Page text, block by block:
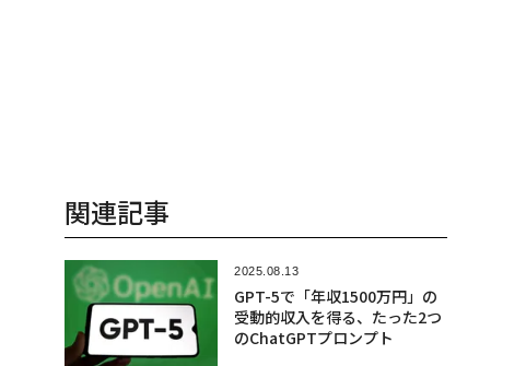
関連記事
2025.08.13
GPT-5で「年収1500万円」の
受動的収入を得る、たった2つ
のChatGPTプロンプト